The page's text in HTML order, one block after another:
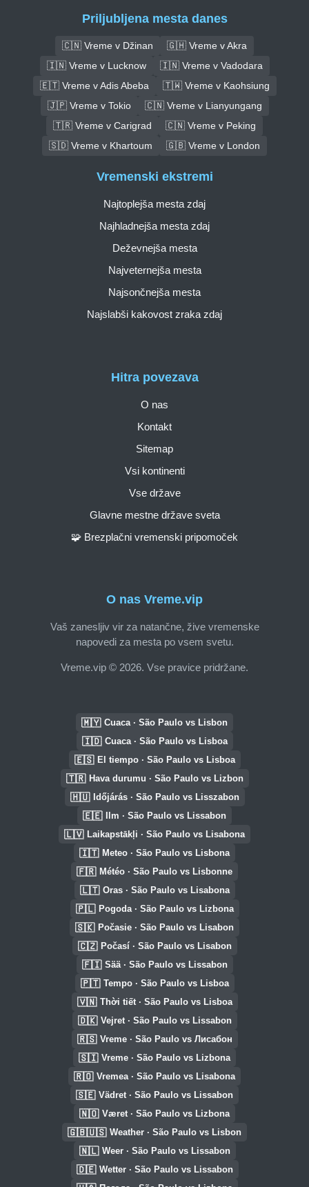
Priljubljena mesta danes
🇨🇳 Vreme v Džinan
🇬🇭 Vreme v Akra
🇮🇳 Vreme v Lucknow
🇮🇳 Vreme v Vadodara
🇪🇹 Vreme v Adis Abeba
🇹🇼 Vreme v Kaohsiung
🇯🇵 Vreme v Tokio
🇨🇳 Vreme v Lianyungang
🇹🇷 Vreme v Carigrad
🇨🇳 Vreme v Peking
🇸🇩 Vreme v Khartoum
🇬🇧 Vreme v London
O nas Vreme.vip
Vaš zanesljiv vir za natančne, žive vremenske
napovedi za mesta po vsem svetu.
Vreme.vip © 2026. Vse pravice pridržane.
Hitra povezava
O nas
Kontakt
Sitemap
Vsi kontinenti
Vse države
Glavne mestne države sveta
🧩 Brezplačni vremenski pripomoček
Vremenski ekstremi
Najtoplejša mesta zdaj
Najhladnejša mesta zdaj
Deževnejša mesta
Najveternejša mesta
Najsončnejša mesta
Najslabši kakovost zraka zdaj
🇲🇾 Cuaca · São Paulo vs Lisbon
🇮🇩 Cuaca · São Paulo vs Lisboa
🇪🇸 El tiempo · São Paulo vs Lisboa
🇹🇷 Hava durumu · São Paulo vs Lizbon
🇭🇺 Időjárás · São Paulo vs Lisszabon
🇪🇪 Ilm · São Paulo vs Lissabon
🇱🇻 Laikapstākļi · São Paulo vs Lisabona
🇮🇹 Meteo · São Paulo vs Lisbona
🇫🇷 Météo · São Paulo vs Lisbonne
🇱🇹 Oras · São Paulo vs Lisabona
🇵🇱 Pogoda · São Paulo vs Lizbona
🇸🇰 Počasie · São Paulo vs Lisabon
🇨🇿 Počasí · São Paulo vs Lisabon
🇫🇮 Sää · São Paulo vs Lissabon
🇵🇹 Tempo · São Paulo vs Lisboa
🇻🇳 Thời tiết · São Paulo vs Lisboa
🇩🇰 Vejret · São Paulo vs Lissabon
🇷🇸 Vreme · São Paulo vs Лисабон
🇸🇮 Vreme · São Paulo vs Lizbona
🇷🇴 Vremea · São Paulo vs Lisabona
🇸🇪 Vädret · São Paulo vs Lissabon
🇳🇴 Været · São Paulo vs Lizbona
🇬🇧🇺🇸 Weather · São Paulo vs Lisbon
🇳🇱 Weer · São Paulo vs Lissabon
🇩🇪 Wetter · São Paulo vs Lissabon